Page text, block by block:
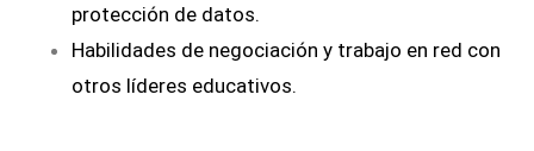
protección de datos.
Habilidades de negociación y trabajo en red con
otros líderes educativos.